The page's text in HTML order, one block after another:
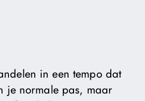
in een tempo dat
je normale pas, maar